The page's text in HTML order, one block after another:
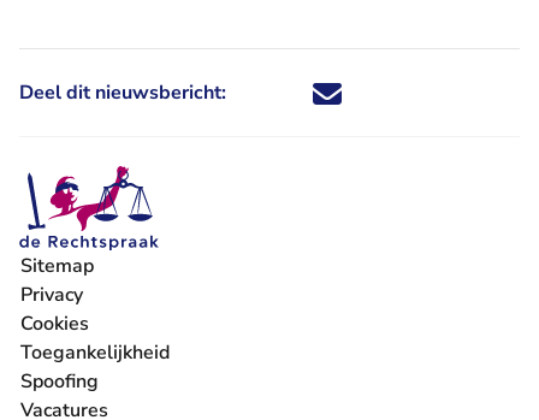
Deel dit nieuwsbericht: Deel dit nieuwsbericht via X -
Deel dit nieuwsbericht via
Deel dit nieuwsbericht
Deel dit
Sitemap
Privacy
Cookies
Toegankelijkheid
Spoofing
Vacatures